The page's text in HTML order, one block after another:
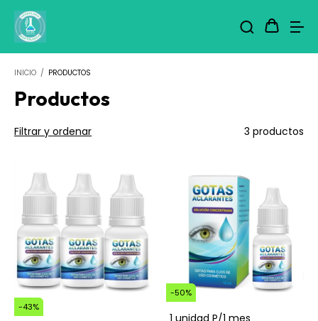
INICIO / PRODUCTOS
Productos
Filtrar y ordenar 3 productos
-43%
-50%
1 unidad P/1 mes